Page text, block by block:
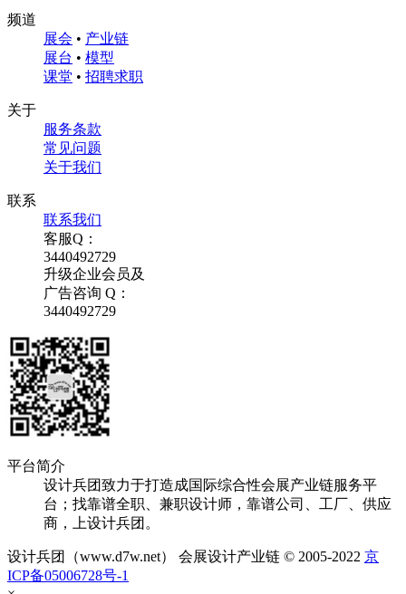
频道
展会 • 产业链
展台 • 模型
课堂 • 招聘求职
关于
服务条款
常见问题
关于我们
联系
联系我们
客服Q：
3440492729
升级企业会员及
广告咨询 Q：
3440492729
平台简介
设计兵团致力于打造成国际综合性会展产业链服务平
台；找靠谱全职、兼职设计师，靠谱公司、工厂、供应
商，上设计兵团。
设计兵团（www.d7w.net） 会展设计产业链 © 2005-2022 京
ICP备05006728号-1